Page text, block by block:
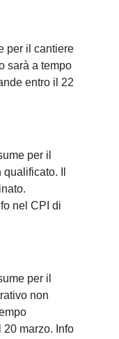
per il cantiere
sarà a tempo
entro il 22
per il
Il
nel CPI di
per il
non
20 marzo. Info